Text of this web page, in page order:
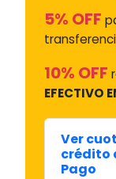
5% OFF
10% OFF
EFECTIVO
Ver
crédito
Pago